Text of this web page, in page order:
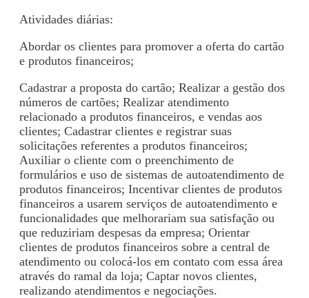
Atividades diárias:
Abordar os clientes para promover a oferta do cartão
e produtos financeiros;
Cadastrar a proposta do cartão; Realizar a gestão dos
números de cartões; Realizar atendimento
relacionado a produtos financeiros, e vendas aos
clientes; Cadastrar clientes e registrar suas
solicitações referentes a produtos financeiros;
Auxiliar o cliente com o preenchimento de
formulários e uso de sistemas de autoatendimento de
produtos financeiros; Incentivar clientes de produtos
financeiros a usarem serviços de autoatendimento e
funcionalidades que melhorariam sua satisfação ou
que reduziriam despesas da empresa; Orientar
clientes de produtos financeiros sobre a central de
atendimento ou colocá-los em contato com essa área
através do ramal da loja; Captar novos clientes,
realizando atendimentos e negociações.